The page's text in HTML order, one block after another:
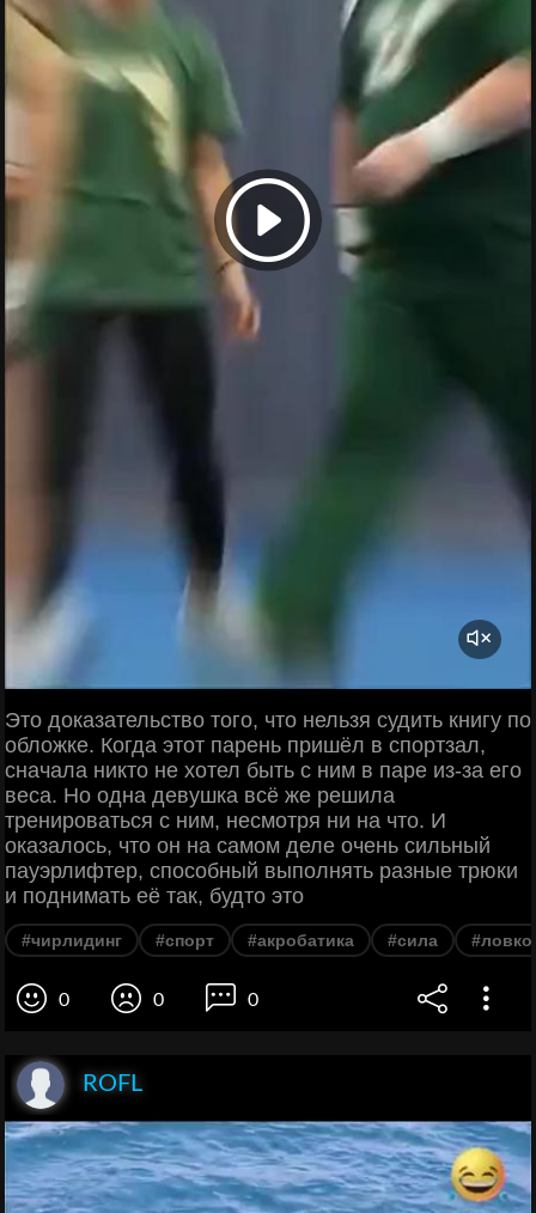
Это доказательство того, что нельзя судить книгу по
обложке. Когда этот парень пришёл в спортзал,
сначала никто не хотел быть с ним в паре из-за его
веса. Но одна девушка всё же решила
тренироваться с ним, несмотря ни на что. И
оказалось, что он на самом деле очень сильный
пауэрлифтер, способный выполнять разные трюки
и поднимать её так, будто это
#чирлидинг #спорт #акробатика #сила
0 0 0
ROFL